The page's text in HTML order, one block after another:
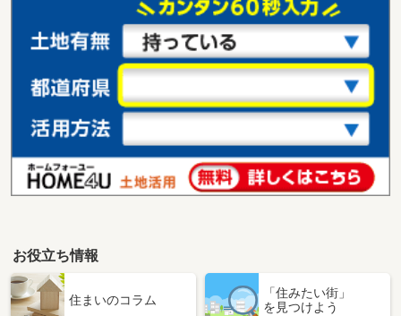
お役立ち情報
住まいのコラム
「住みたい街」
を見つけよう